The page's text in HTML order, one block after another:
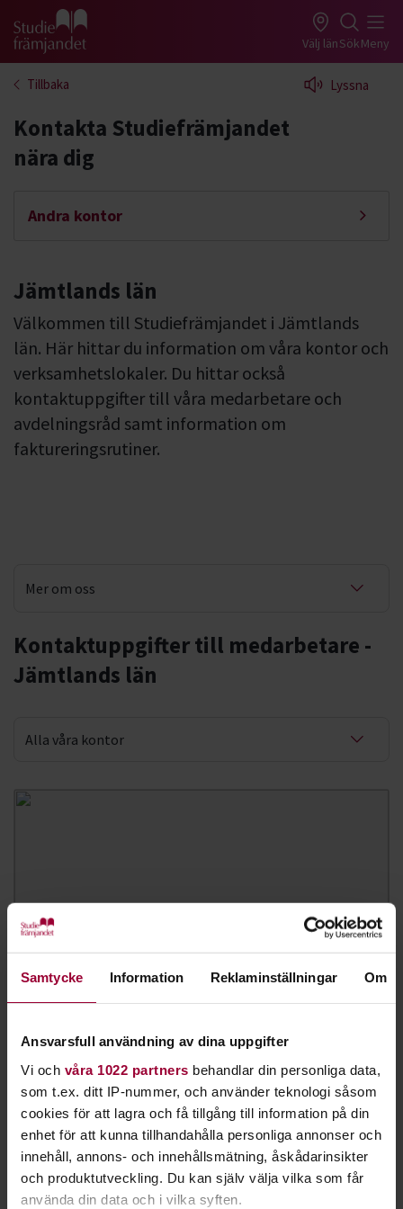
Samtycke Information Reklaminställningar Om
Ansvarsfull användning av dina uppgifter
Vi och våra 1022 partners behandlar din personliga data,
som t.ex. ditt IP-nummer, och använder teknologi såsom
cookies för att lagra och få tillgång till information på din
enhet för att kunna tillhandahålla personliga annonser och
innehåll, annons- och innehållsmätning, åskådarinsikter
och produktutveckling. Du kan själv välja vilka som får
använda din data och i vilka syften.
Gå till studiefrämjandets startsida Välj länSökMeny
Tillbaka Lyssna
Kontakta Studiefrämjandet
nära dig
Andra kontor
Jämtlands län
Välkommen till Studiefrämjandet i Jämtlands
län. Här hittar du information om våra kontor och
verksamhetslokaler. Du hittar också
kontaktuppgifter till våra medarbetare och
avdelningsråd samt information om
faktureringsrutiner.
Mer om oss
Fakturering
Kontaktuppgifter till medarbetare -
Jämtlands län
Alla våra kontor
Anna Forssell
Biträdande Verksamhetschef Norr
070-619 63 33